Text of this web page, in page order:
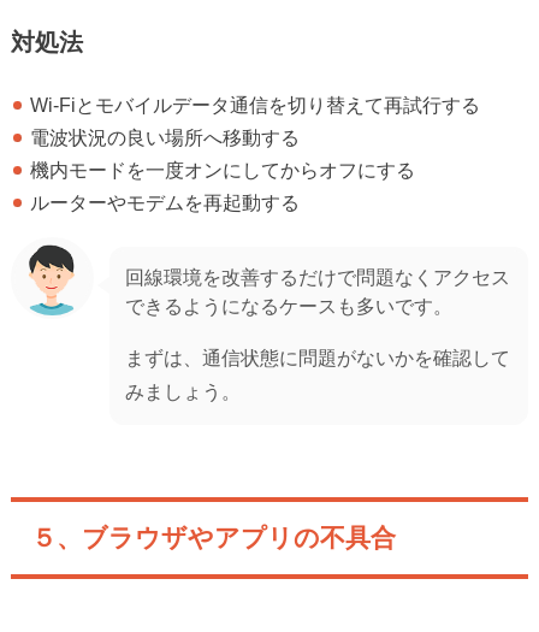
対処法
Wi-Fiとモバイルデータ通信を切り替えて再試行する
電波状況の良い場所へ移動する
機内モードを一度オンにしてからオフにする
ルーターやモデムを再起動する
回線環境を改善するだけで問題なくアクセス
できるようになるケースも多いです。
まずは、通信状態に問題がないかを確認して
みましょう。
５、ブラウザやアプリの不具合